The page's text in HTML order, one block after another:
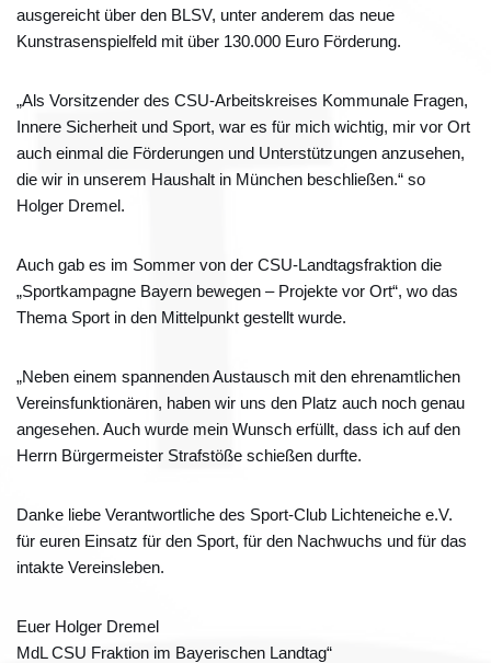
ausgereicht über den BLSV, unter anderem das neue
Kunstrasenspielfeld mit über 130.000 Euro Förderung.
„Als Vorsitzender des CSU-Arbeitskreises Kommunale Fragen,
Innere Sicherheit und Sport, war es für mich wichtig, mir vor Ort
auch einmal die Förderungen und Unterstützungen anzusehen,
die wir in unserem Haushalt in München beschließen.“ so
Holger Dremel.
Auch gab es im Sommer von der CSU-Landtagsfraktion die
„Sportkampagne Bayern bewegen – Projekte vor Ort“, wo das
Thema Sport in den Mittelpunkt gestellt wurde.
„Neben einem spannenden Austausch mit den ehrenamtlichen
Vereinsfunktionären, haben wir uns den Platz auch noch genau
angesehen. Auch wurde mein Wunsch erfüllt, dass ich auf den
Herrn Bürgermeister Strafstöße schießen durfte.
Danke liebe Verantwortliche des Sport-Club Lichteneiche e.V.
für euren Einsatz für den Sport, für den Nachwuchs und für das
intakte Vereinsleben.
Euer Holger Dremel
MdL CSU Fraktion im Bayerischen Landtag“